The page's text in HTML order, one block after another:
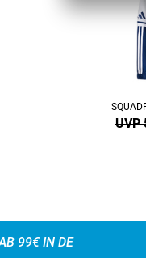
UVP
99€ IN DE